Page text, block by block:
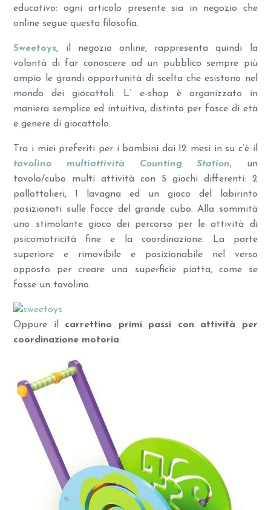
educativo: ogni articolo presente sia in negozio che
online segue questa filosofia.
Sweetoys, il negozio online, rappresenta quindi la
volontà di far conoscere ad un pubblico sempre più
ampio le grandi opportunità di scelta che esistono nel
mondo dei giocattoli. L’ e-shop è organizzato in
maniera semplice ed intuitiva, distinto per fasce di età
e genere di giocattolo.
Tra i miei preferiti per i bambini dai 12 mesi in su c’è il
tavolino multiattività Counting Station, un
tavolo/cubo multi attività con 5 giochi differenti: 2
pallottolieri, 1 lavagna ed un gioco del labirinto
posizionati sulle facce del grande cubo. Alla sommità
uno stimolante gioco dei percorso per le attività di
psicomotricità fine e la coordinazione. La parte
superiore e rimovibile e posizionabile nel verso
opposto per creare una superficie piatta, come se
fosse un tavolino.
Oppure il carrettino primi passi con attività per
coordinazione motoria: